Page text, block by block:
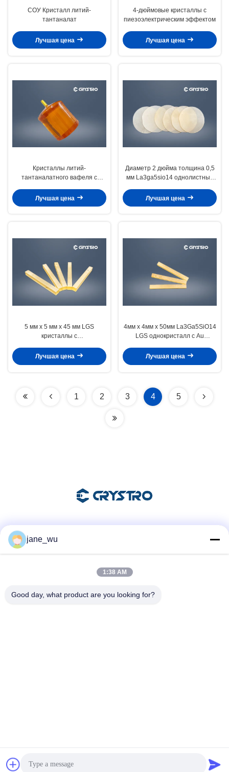
СОУ Кристалл литий-
тантаналат
Лучшая цена
4-дюймовые кристаллы с
пиезоэлектрическим эффектом
Лучшая цена
Кристаллы литий-
тантаналатного вафеля с
устройств E-O
Лучшая цена
Диаметр 2 дюйма толщина 0,5
мм La3ga5sio14 однолистный
субстрат
Лучшая цена
5 мм х 5 мм х 45 мм LGS
кристаллы с
с электродами
Лучшая цена
4мм х 4мм х 50мм La3Ga5SiO14
LGS однокристалл с Au
Лучшая цена
1 2 3 4 5
Доставщик. 2018-2026 ANHUI CRYSTRO CRYSTAL MATERIALS
Co., Ltd. Все. Все права защищены.
jane_wu
1:38 AM
Good day, what product are you looking for?